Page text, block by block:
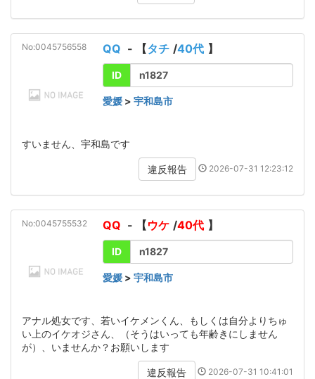
No:0045756558 QQ - 【タチ /40代 】
ID n1827
愛媛 > 宇和島市
すいません、宇和島です
違反報告 2026-07-31 12:23:12
No:0045755532 QQ - 【ウケ /40代 】
ID n1827
愛媛 > 宇和島市
アナル処女です、若いイケメンくん、もしくは自分よりちゅ
い上のイケオジさん、（そうはいっても年齢きにしません
が）、いませんか？お願いします
違反報告 2026-07-31 10:41:01